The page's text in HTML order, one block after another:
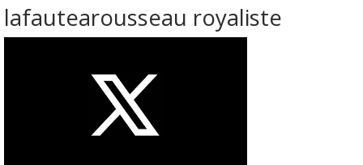
lafautearousseau royaliste